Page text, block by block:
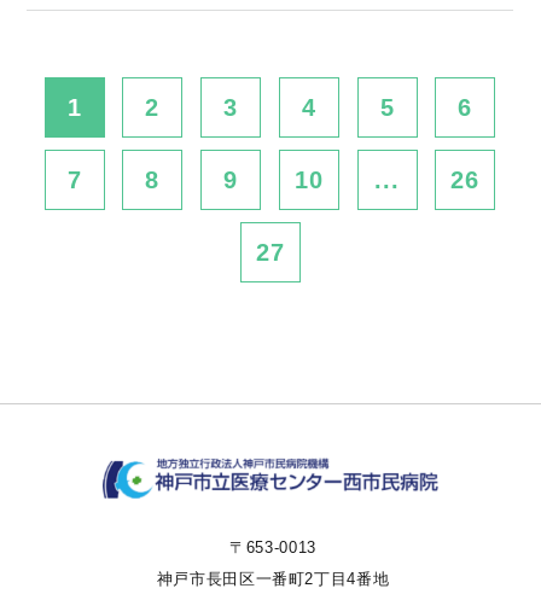
1 2 3 4 5 6
7 8 9 10 ... 26
27
〒653-0013
神戸市長田区一番町2丁目4番地